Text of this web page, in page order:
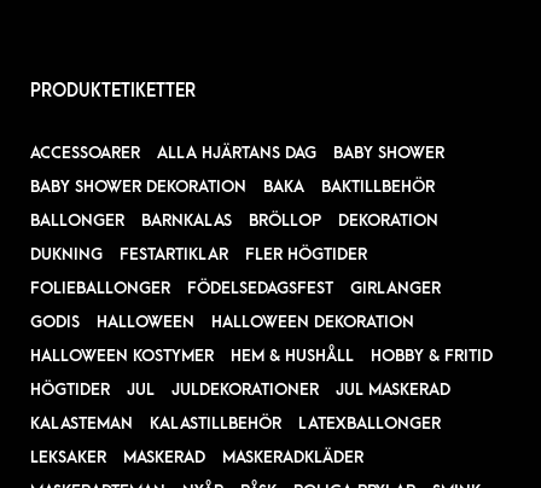
PRODUKTETIKETTER
ACCESSOARER ALLA HJÄRTANS DAG
BABY SHOWER
BABY SHOWER DEKORATION
BAKA
BAKTILLBEHÖR
BALLONGER
BARNKALAS BRÖLLOP
DEKORATION
DUKNING
FESTARTIKLAR
FLER HÖGTIDER
FOLIEBALLONGER
FÖDELSEDAGSFEST
GIRLANGER
GODIS
HALLOWEEN
HALLOWEEN DEKORATION
HALLOWEEN KOSTYMER
HEM & HUSHÅLL
HOBBY & FRITID
HÖGTIDER
JUL JULDEKORATIONER
JUL MASKERAD
KALASTEMAN
KALASTILLBEHÖR
LATEXBALLONGER
LEKSAKER
MASKERAD
MASKERADKLÄDER